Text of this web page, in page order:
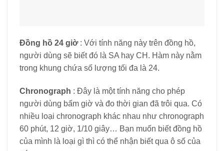
nhiều loại chronograph khác nhau như chronograph
60 phút, 12 giờ, 1/10 giây… Bạn muốn biết đồng hồ
của mình là loại gì thì có thể nhận biết qua ô số của
Hai cách để điều chỉnh ngày và giờ trên đồng hồ
6 kim 3 nút
Cách điều chỉnh ngày
Bước 1: Kéo nút giữa của đồng hồ ra ngoài 1 bước